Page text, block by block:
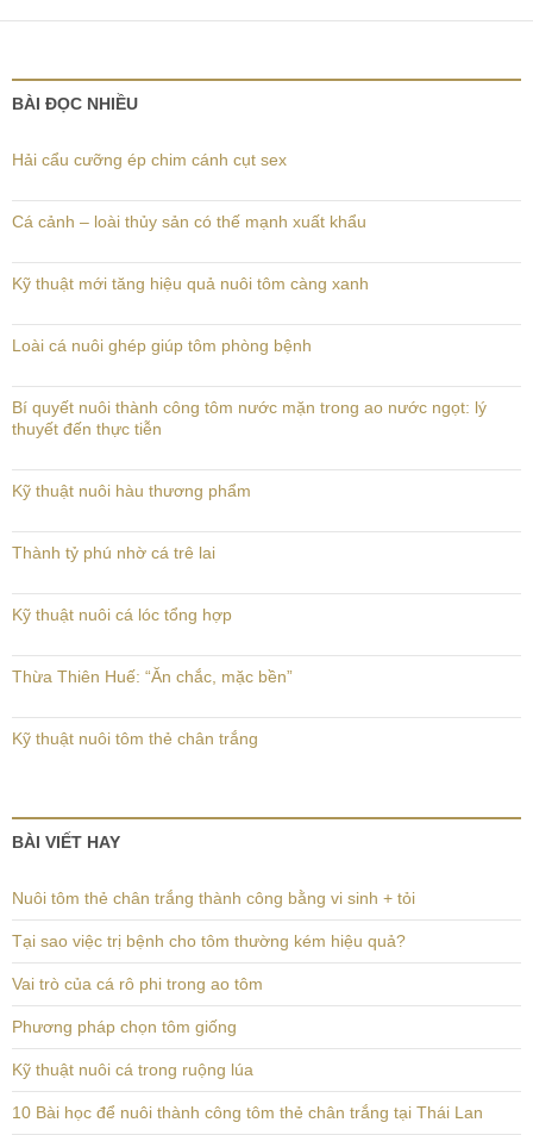
BÀI ĐỌC NHIỀU
Hải cẩu cưỡng ép chim cánh cụt sex
Cá cảnh – loài thủy sản có thế mạnh xuất khẩu
Kỹ thuật mới tăng hiệu quả nuôi tôm càng xanh
Loài cá nuôi ghép giúp tôm phòng bệnh
Bí quyết nuôi thành công tôm nước mặn trong ao nước ngọt: lý
thuyết đến thực tiễn
Kỹ thuật nuôi hàu thương phẩm
Thành tỷ phú nhờ cá trê lai
Kỹ thuật nuôi cá lóc tổng hợp
Thừa Thiên Huế: “Ăn chắc, mặc bền”
Kỹ thuật nuôi tôm thẻ chân trắng
BÀI VIẾT HAY
Nuôi tôm thẻ chân trắng thành công bằng vi sinh + tỏi
Tại sao việc trị bệnh cho tôm thường kém hiệu quả?
Vai trò của cá rô phi trong ao tôm
Phương pháp chọn tôm giống
Kỹ thuật nuôi cá trong ruộng lúa
10 Bài học để nuôi thành công tôm thẻ chân trắng tại Thái Lan